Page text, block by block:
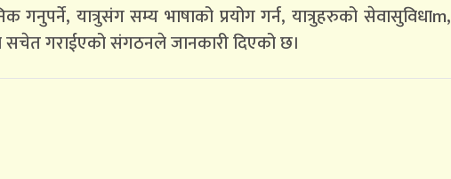
गनुपर्ने, यात्रुसंग सम्य भाषाको प्रयोग गर्न, यात्रुहरुको सेवासुविधाm,
सचेत गराईएको संगठनले जानकारी दिएको छ।